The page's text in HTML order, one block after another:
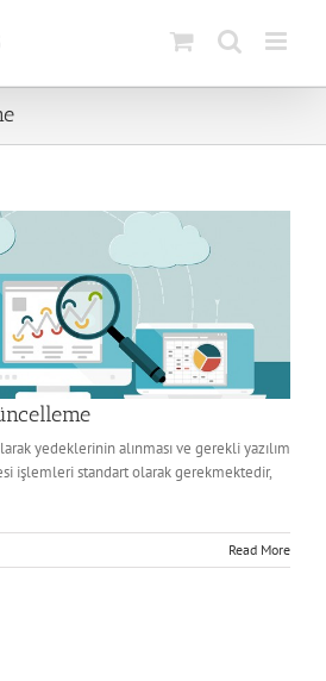
yedeklerinin alınması ve gerekli yazılım
işlemleri standart olarak gerekmektedir,
Read More